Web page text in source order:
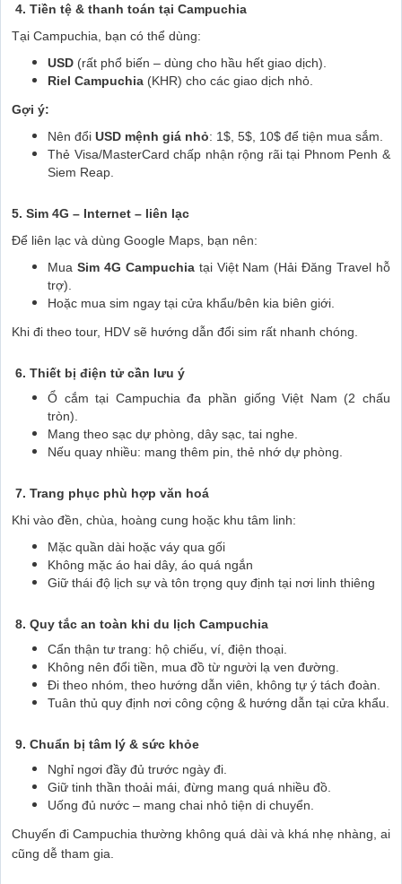
4. Tiền tệ & thanh toán tại Campuchia
Tại Campuchia, bạn có thể dùng:
USD (rất phổ biến – dùng cho hầu hết giao dịch).
Riel Campuchia (KHR) cho các giao dịch nhỏ.
Gợi ý:
Nên đổi USD mệnh giá nhỏ: 1$, 5$, 10$ để tiện mua sắm.
Thẻ Visa/MasterCard chấp nhận rộng rãi tại Phnom Penh &
Siem Reap.
5. Sim 4G – Internet – liên lạc
Để liên lạc và dùng Google Maps, bạn nên:
Mua Sim 4G Campuchiatại Việt Nam (Hải Đăng Travel hỗ
trợ).
Hoặc mua sim ngay tại cửa khẩu/bên kia biên giới.
Khi đi theo tour, HDV sẽ hướng dẫn đổi sim rất nhanh chóng.
6. Thiết bị điện tử cần lưu ý
Ổ cắm tại Campuchia đa phần giống Việt Nam (2 chấu
tròn).
Mang theo sạc dự phòng, dây sạc, tai nghe.
Nếu quay nhiều: mang thêm pin, thẻ nhớ dự phòng.
7. Trang phục phù hợp văn hoá
Khi vào đền, chùa, hoàng cung hoặc khu tâm linh:
Mặc quần dài hoặc váy qua gối
Không mặc áo hai dây, áo quá ngắn
Giữ thái độ lịch sự và tôn trọng quy định tại nơi linh thiêng
8. Quy tắc an toàn khi du lịch Campuchia
Cẩn thận tư trang: hộ chiếu, ví, điện thoại.
Không nên đổi tiền, mua đồ từ người lạ ven đường.
Đi theo nhóm, theo hướng dẫn viên, không tự ý tách đoàn.
Tuân thủ quy định nơi công cộng & hướng dẫn tại cửa khẩu.
9. Chuẩn bị tâm lý & sức khỏe
Nghỉ ngơi đầy đủ trước ngày đi.
Giữ tinh thần thoải mái, đừng mang quá nhiều đồ.
Uống đủ nước – mang chai nhỏ tiện di chuyển.
Chuyến đi Campuchia thường không quá dài và khá nhẹ nhàng, ai
cũng dễ tham gia.